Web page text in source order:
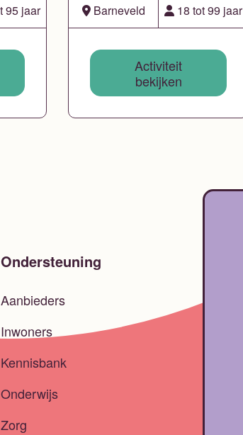
95 jaar Barneveld 18 tot 99 jaar
Activiteit
bekijken
Ondersteuning
Aanbieders
Inwoners
Kennisbank
Onderwijs
Zorg